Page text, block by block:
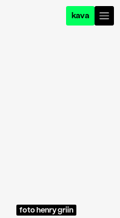
kava
foto henry griin